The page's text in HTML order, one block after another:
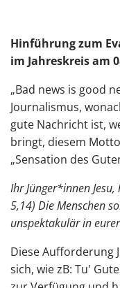
Hinführung zum
im Jahreskreis am
„Bad news is good
Journalismus,
gute Nachricht ist,
bringt, diesem
„Sensation des
Ihr Jünger*innen
5,14) Die Menschen
unspektakulär in
Diese Aufforderung
sich, wie zB: Tu'